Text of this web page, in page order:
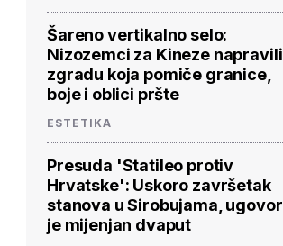
Šareno vertikalno selo:
Nizozemci za Kineze napravili
zgradu koja pomiče granice,
boje i oblici pršte
ESTETIKA
Presuda 'Statileo protiv
Hrvatske': Uskoro završetak
stanova u Sirobujama, ugovor
je mijenjan dvaput